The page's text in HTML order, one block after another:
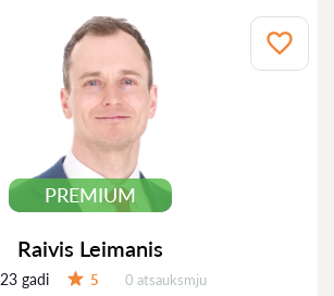
PREMIUM
Raivis Leimanis
23 gadi 5 Atsauksmes:
0 atsauksmju